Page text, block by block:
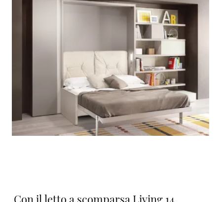
Con il letto a scomparsa Living 14